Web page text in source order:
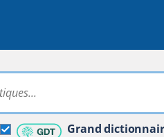
Rechercher dans tout le site
Grand